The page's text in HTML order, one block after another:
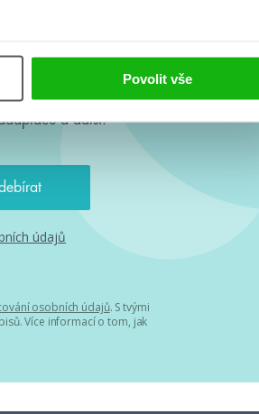
Povolit vše
Nové knihy, co se
a další.
údajů
osobních údajů. S tvými
Více informací o tom, jak